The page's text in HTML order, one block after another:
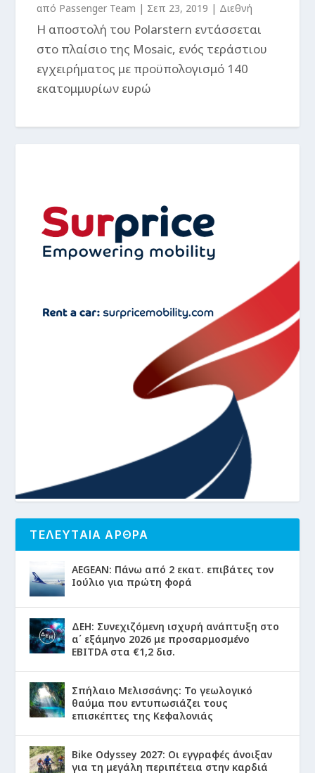
από Passenger Team | Σεπ 23, 2019 | Διεθνή
Η αποστολή του Polarstern εντάσσεται
στο πλαίσιο της Mosaic, ενός τεράστιου
εγχειρήματος με προϋπολογισμό 140
εκατομμυρίων ευρώ
ΤΕΛΕΥΤΑΙΑ ΑΡΘΡΑ
AEGEAN: Πάνω από 2 εκατ. επιβάτες τον
Ιούλιο για πρώτη φορά
ΔΕΗ: Συνεχιζόμενη ισχυρή ανάπτυξη στο
α΄ εξάμηνο 2026 με προσαρμοσμένο
EBITDA στα €1,2 δισ.
Σπήλαιο Μελισσάνης: Το γεωλογικό
θαύμα που εντυπωσιάζει τους
επισκέπτες της Κεφαλονιάς
Bike Odyssey 2027: Οι εγγραφές άνοιξαν
για τη μεγάλη περιπέτεια στην καρδιά